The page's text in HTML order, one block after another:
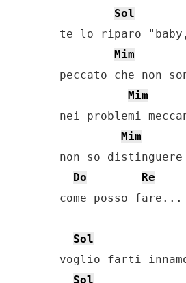
Sol
te lo riparo
Mim
peccato che non
Mim
nei problemi
Mim
non so
Do
Re
come posso fare...
Sol
voglio farti
Sol